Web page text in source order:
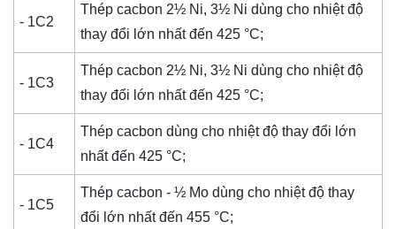
- 1C2
Thép cacbon 2½ Ni, 3½ Ni dùng cho nhiệt độ
thay đổi lớn nhất đến 425 °C;
- 1C3
Thép cacbon 2½ Ni, 3½ Ni dùng cho nhiệt độ
thay đổi lớn nhất đến 425 °C;
- 1C4
Thép cacbon dùng cho nhiệt độ thay đổi lớn
nhất đến 425 °C;
- 1C5
Thép cacbon - ½ Mo dùng cho nhiệt độ thay
đổi lớn nhất đến 455 °C;